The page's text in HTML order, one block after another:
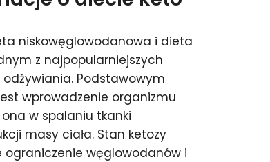
niskowęglowodanowa i dieta
z najpopularniejszych
Podstawowym
wprowadzenie organizmu
w spalaniu tkanki
masy ciała. Stan ketozy
ograniczenie węglowodanów i